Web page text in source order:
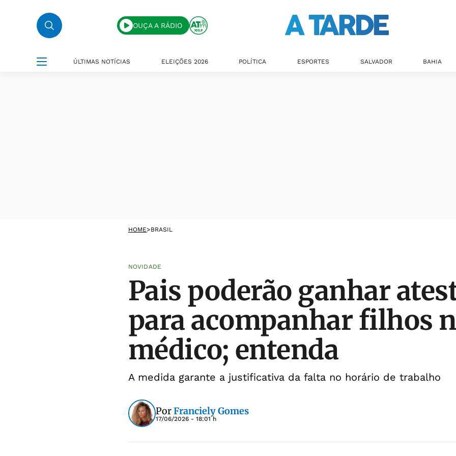
OUÇA A RÁDIO
ÚLTIMAS NOTÍCIAS ELEIÇÕES 2026 POLÍTICA ESPORTES SALVADOR BAHIA
HOME>BRASIL
NOVIDADE
Pais poderão ganhar
para acompanhar filhos
médico; entenda
A medida garante a justificativa da falta no horário de trabalho
PorFranciely Gomes
17/06/2026 - 18:01 h